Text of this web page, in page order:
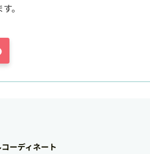
。
ーディネート